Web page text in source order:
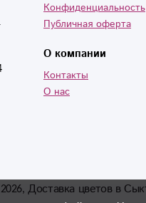
Конфиденциальность
Публичная оферта
О компании
Контакты
О нас
Доставка цветов в